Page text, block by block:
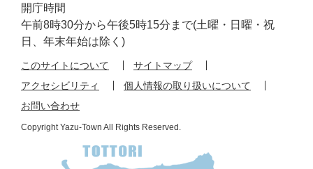
開庁時間
午前8時30分から午後5時15分まで(土曜・日曜・祝
日、年末年始は除く)
このサイトについて
サイトマップ
アクセシビリティ
個人情報の取り扱いについて
お問い合わせ
Copyright Yazu-Town All Rights Reserved.